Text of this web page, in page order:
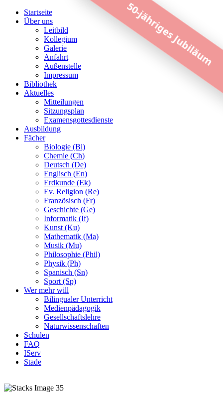
Startseite
Über uns
Leitbild
Kollegium
Galerie
Anfahrt
Außenstelle
Impressum
Bibliothek
Aktuelles
Mitteilungen
Sitzungsplan
Examensgottesdienste
Ausbildung
Fächer
Biologie (Bi)
Chemie (Ch)
Deutsch (De)
Englisch (En)
Erdkunde (Ek)
Ev. Religion (Re)
Französisch (Fr)
Geschichte (Ge)
Informatik (If)
Kunst (Ku)
Mathematik (Ma)
Musik (Mu)
Philosophie (Phil)
Physik (Ph)
Spanisch (Sn)
Sport (Sp)
Wer mehr will
Bilingualer Unterricht
Medienpädagogik
Gesellschaftslehre
Naturwissenschaften
Schulen
FAQ
IServ
Stade
50-jähriges Jubiläum